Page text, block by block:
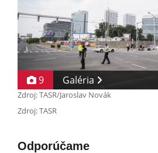
9 Galéria
Zdroj: TASR/Jaroslav Novák
Zdroj: TASR
Odporúčame